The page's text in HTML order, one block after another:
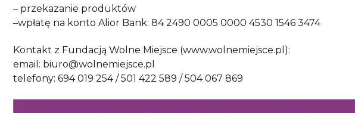
– przekazanie produktów
–wpłatę na konto Alior Bank: 84 2490 0005 0000 4530 1546 3474
Kontakt z Fundacją Wolne Miejsce (www.wolnemiejsce.pl):
email: biuro@wolnemiejsce.pl
telefony: 694 019 254 / 501 422 589 / 504 067 869